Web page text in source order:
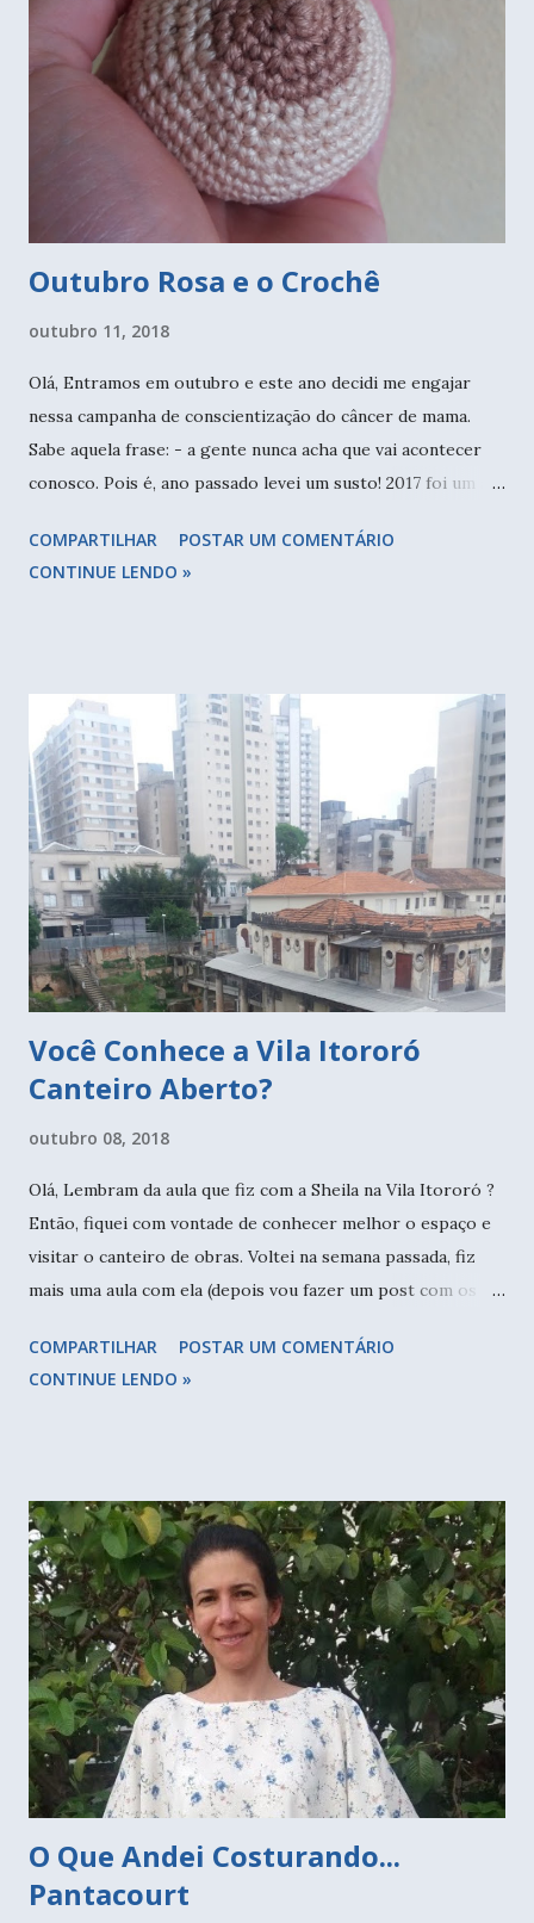
Outubro Rosa e o Crochê
outubro 11, 2018
Olá, Entramos em outubro e este ano decidi me engajar
nessa campanha de conscientização do câncer de mama.
Sabe aquela frase: - a gente nunca acha que vai acontecer
conosco. Pois é, ano passado levei um susto! 2017 foi um ao
falar sobre isso, mas passei por um período de muitas
transformações. Foi onde busquei me conhecer melhor e
susto! Minha tia paterna faleceu há muitos anos, em
decorrência de um câncer que começou na mama e foi se
espalhando pelo corpo. E desde sempre faço meus exames
regularmente. Passei com um especialista e fiz uma bateria
de exames, inclusive uma biopsia. E ainda bem que não era
nada grave. Mas foi ótimo ter feito os exames, aliás é por
isso que se chama exame preventivo. Para prevenir! Muitas
vezes conversando com amigas e parentes,...
COMPARTILHAR
POSTAR UM COMENTÁRIO
CONTINUE LENDO »
Você Conhece a Vila Itororó
Canteiro Aberto?
outubro 08, 2018
Olá, Lembram da aula que fiz com a Sheila na Vila Itororó ?
Então, fiquei com vontade de conhecer melhor o espaço e
visitar o canteiro de obras. Voltei na semana passada, fiz
mais uma aula com ela (depois vou fazer um post com os
projeto. Vista de cima do palácio principal e as escadarias.
A Vila Itororó é formada por 35 habitações que foram
filho de portugueses. Para a construção das habitações, ele
aproveitou objetos de demolição de um antigo teatro, e
elementos construtivos e decorativos diferentes dos
encontrados na cidade, e por isso que o conjunto como um
todo, chama muito a atenção. O palácio principal
ainda sem reforma, e no detalhe as alterações feitas pelos
antigos moradores. O estado ...
COMPARTILHAR
POSTAR UM COMENTÁRIO
CONTINUE LENDO »
O Que Andei Costurando...
Pantacourt